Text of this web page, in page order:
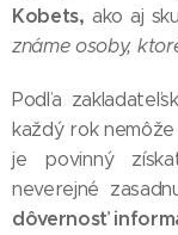
Kobets, ako aj
známe osoby,
Podľa
každý rok
je povinný
neverejné
dôvernosť